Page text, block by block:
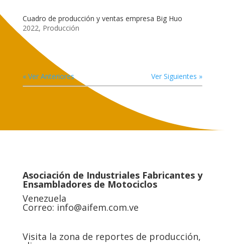
Cuadro de producción y ventas empresa Big Huo
2022, Producción
« Ver Anteriores Ver Siguientes »
Asociación de Industriales Fabricantes y
Ensambladores de Motociclos
Venezuela
Correo: info@aifem.com.ve
Visita la zona de reportes de producción,